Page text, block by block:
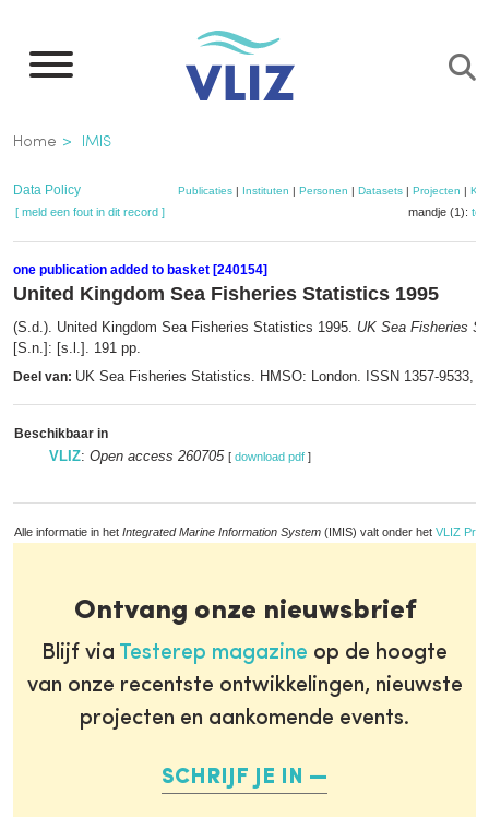
naar
inhoud
gaan
Kruimelpad
Home IMIS
Data Policy Publicaties | Instituten | Personen | Datasets | Projecten |
[ meld een fout in dit record ] mandje (1):
one publication added to basket [240154]
United Kingdom Sea Fisheries Statistics 1995
(S.d.). United Kingdom Sea Fisheries Statistics 1995. UK Sea Fisheries
[S.n.]: [s.l.]. 191 pp.
Deel van: UK Sea Fisheries Statistics. HMSO: London. ISSN 1357-9533,
Beschikbaar in
VLIZ: Open access 260705 [ download pdf ]
Alle informatie in het Integrated Marine Information System (IMIS) valt onder het VLIZ
Ontvang onze nieuwsbrief
Blijf via Testerep magazine op de hoogte
van onze recentste ontwikkelingen, nieuwste
projecten en aankomende events.
SCHRIJF JE IN